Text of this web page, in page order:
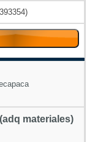
materiales)